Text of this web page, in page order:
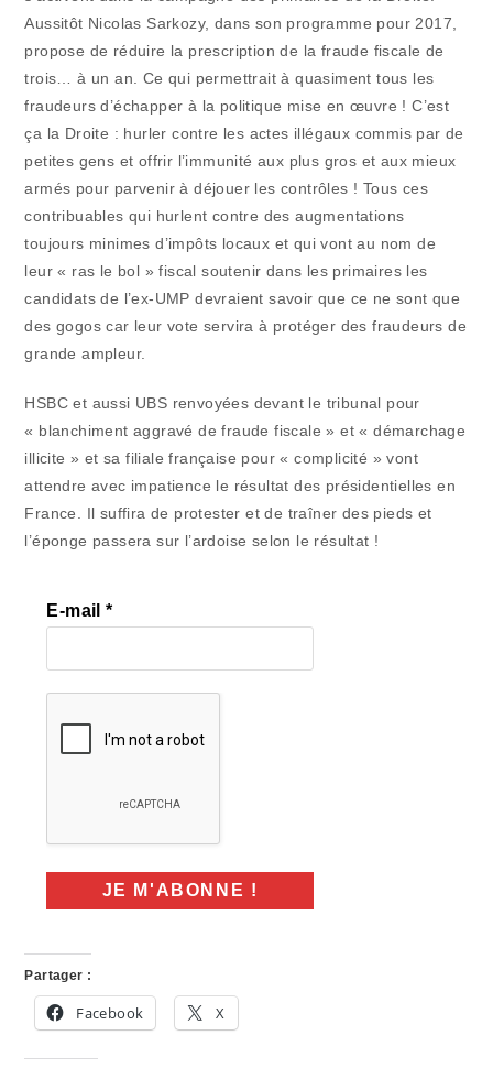
Aussitôt Nicolas Sarkozy, dans son programme pour 2017,
propose de réduire la prescription de la fraude fiscale de
trois… à un an. Ce qui permettrait à quasiment tous les
fraudeurs d’échapper à la politique mise en œuvre ! C’est
ça la Droite : hurler contre les actes illégaux commis par de
petites gens et offrir l’immunité aux plus gros et aux mieux
armés pour parvenir à déjouer les contrôles ! Tous ces
contribuables qui hurlent contre des augmentations
toujours minimes d’impôts locaux et qui vont au nom de
leur « ras le bol » fiscal soutenir dans les primaires les
candidats de l’ex-UMP devraient savoir que ce ne sont que
des gogos car leur vote servira à protéger des fraudeurs de
grande ampleur.
HSBC et aussi UBS renvoyées devant le tribunal pour
« blanchiment aggravé de fraude fiscale » et « démarchage
illicite » et sa filiale française pour « complicité » vont
attendre avec impatience le résultat des présidentielles en
France. Il suffira de protester et de traîner des pieds et
l’éponge passera sur l’ardoise selon le résultat !
E-mail*
Partager :
Facebook X